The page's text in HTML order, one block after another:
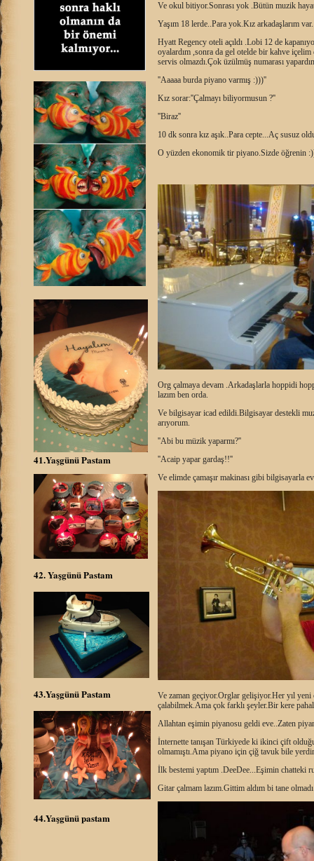
41.Yaşgünü Pastam
42. Yaşgünü Pastam
43.Yaşgünü Pastam
44.Yaşgünü pastam
Ve okul bitiyor.Sonrası yok .Bütün muzik
Yaşım 18 lerde..Para yok.Kız arkadaşlarım
Hyatt Regency oteli açıldı .Lobi 12 de
oyalardım ,sonra da gel otelde bir kahve
servis olmazdı.Çok üzülmüş numarası
''Aaaaa burda piyano varmış :)))''
Kız sorar:''Çalmayı biliyormusun ?''
''Biraz''
10 dk sonra kız aşık..Para cepte...Aç susuz
O yüzden ekonomik tir piyano.Sizde öğrenin
Org çalmaya devam .Arkadaşlarla hoppidi
lazım ben orda.
Ve bilgisayar icad edildi.Bilgisayar destekli
arıyorum.
''Abi bu müzik yaparmı?''
''Acaip yapar gardaş!!''
Ve elimde çamaşır makinası gibi bilgisayarla
Ve zaman geçiyor.Orglar gelişiyor.Her yıl
çalabilmek.Ama çok farklı şeyler.Bir kere
Allahtan eşimin piyanosu geldi eve..Zaten
İnternette tanışan Türkiyede ki ikinci çift
olmamıştı.Ama piyano için çiğ tavuk bile
İlk bestemi yaptım .DeeDee...Eşimin chatteki
Gitar çalmam lazım.Gittim aldım bi tane